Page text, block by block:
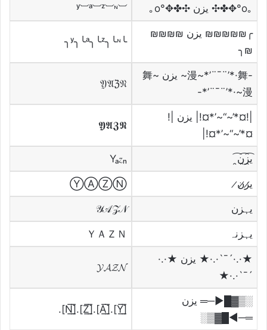
｡o°✥✤✣ يزن ✣✤✥°o｡ ⏡ʸ⏡ᵃ⏡ᶻ⏡ᶰ
╭₪₪₪₪₪ يزن ₪₪₪₪
₪╮
╰ʸ╮╰ᵃ╮╰ᶻ╮╰ᶰ╮
-漫~*’¨¯¨’*·舞~ يزن ~舞
*’¨¯¨’*·~漫-
𝔜𝔄ℨ𝔑
|!¤*’~“~’*¤!| يزن |!
¤*’~“~’*¤!|
𝖄𝕬𝖅𝕹
ي̯͡ز̯͡ن̯͡ Yₐ𝆎ₙ
ي̷ز̷ن̷ ⓎⒶⓏⓃ
يہزن 𝒴𝒜𝒵𝒩
يہزنہ ＹＡＺＮ
★·.·´¯`·.·★ يزن ★·.·
´¯`·.·★
𝓨𝓐𝓩𝓝
░▒▓█►─═ يزن
═─◄█▓▒░
[̲̅Y̲̅].[̲̅A̲̅].[̲̅Z̲̅].[̲̅N̲̅].